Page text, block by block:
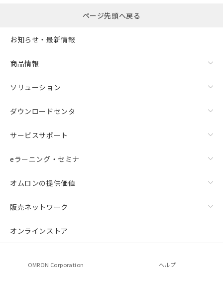
ページ先頭へ戻る
お知らせ・最新情報
商品情報
ソリューション
ダウンロードセンタ
サービスサポート
eラーニング・セミナ
オムロンの提供価値
販売ネットワーク
オンラインストア
OMRON Corporation ヘルプ